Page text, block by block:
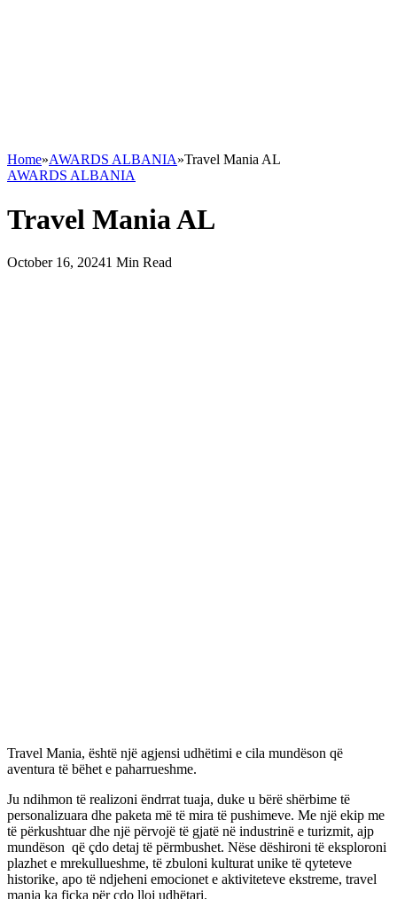
Home»AWARDS ALBANIA»Travel Mania AL
AWARDS ALBANIA
Travel Mania AL
October 16, 20241 Min Read
Travel Mania, është një agjensi udhëtimi e cila mundëson që
aventura të bëhet e paharrueshme.
Ju ndihmon të realizoni ëndrrat tuaja, duke u bërë shërbime të
personalizuara dhe paketa më të mira të pushimeve. Me një ekip me
të përkushtuar dhe një përvojë të gjatë në industrinë e turizmit, ajp
mundëson që çdo detaj të përmbushet. Nëse dëshironi të eksploroni
plazhet e mrekullueshme, të zbuloni kulturat unike të qyteteve
historike, apo të ndjeheni emocionet e aktiviteteve ekstreme, travel
mania ka fiçka për çdo lloj udhëtari.